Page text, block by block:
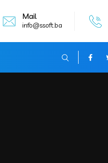
Mail
info@ssoft.ba